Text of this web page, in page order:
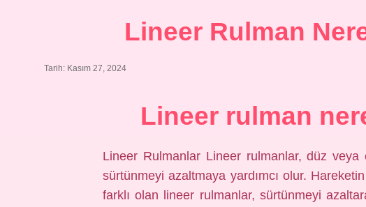
Lineer Rulman
Tarih: Kasım 27, 2024
Lineer rulman
Lineer Rulmanlar Lineer rulmanlar, düz
sürtünmeyi azaltmaya yardımcı olur.
farklı olan lineer rulmanlar, sürtünmeyi